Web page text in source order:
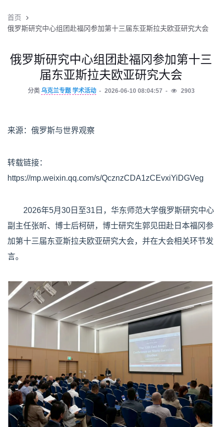
首页
俄罗斯研究中心组团赴福冈参加第十三届东亚斯拉夫欧亚研究大会
俄罗斯研究中心组团赴福冈参加第十三
届东亚斯拉夫欧亚研究大会
分类 乌克兰专题 学术活动 2026-06-10 08:04:57 2903
来源：俄罗斯与世界观察
转载链接：
https://mp.weixin.qq.com/s/QcznzCDA1zCEvxiYiDGVeg
2026年5月30日至31日，华东师范大学俄罗斯研究中心
副主任张昕、博士后柯研，博士研究生郭见田赴日本福冈参
加第十三届东亚斯拉夫欧亚研究大会，并在大会相关环节发
言。